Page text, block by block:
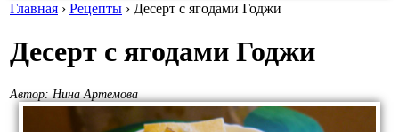
Главная › Рецепты › Десерт с ягодами Годжи
Десерт с ягодами Годжи
Автор: Нина Артемова